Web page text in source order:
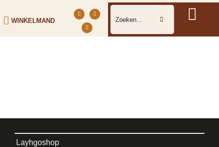
WINKELMAND
Layhgoshop